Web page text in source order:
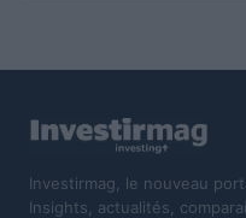
Investirmag, le nouveau
Insights, actualités,